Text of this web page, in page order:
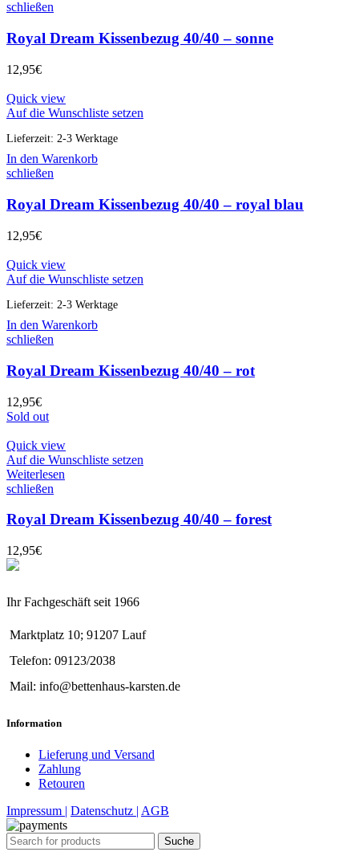
schließen
Royal Dream Kissenbezug 40/40 – sonne
12,95€
Quick view
Auf die Wunschliste setzen
Lieferzeit: 2-3 Werktage
In den Warenkorb
schließen
Royal Dream Kissenbezug 40/40 – royal blau
12,95€
Quick view
Auf die Wunschliste setzen
Lieferzeit: 2-3 Werktage
In den Warenkorb
schließen
Royal Dream Kissenbezug 40/40 – rot
12,95€
Sold out
Quick view
Auf die Wunschliste setzen
Weiterlesen
schließen
Royal Dream Kissenbezug 40/40 – forest
12,95€
Ihr Fachgeschäft seit 1966
Marktplatz 10; 91207 Lauf
Telefon: 09123/2038
Mail: info@bettenhaus-karsten.de
Information
Lieferung und Versand
Zahlung
Retouren
Impressum | Datenschutz | AGB
Suche